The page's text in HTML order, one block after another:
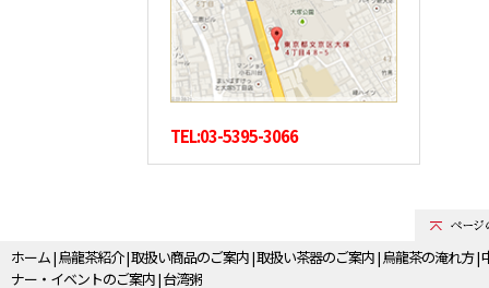
TEL:03-5395-3066
ホーム|烏龍茶紹介|取扱い商品のご案内|取扱い茶器のご案内|烏龍茶の淹れ方|
ナー・イベントのご案内|台湾粥